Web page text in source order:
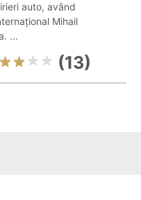
auto, având
Mihail
...
(13)